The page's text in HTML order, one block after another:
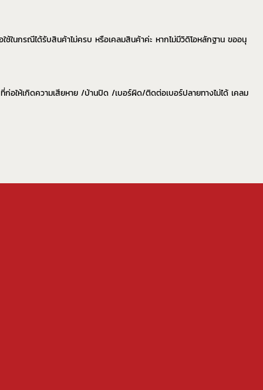
ในกรณีได้รับสินค้าไม่ครบ หรือเคลมสินค้าค่ะ หากไม่มีวิดิโอหลักฐาน ขออนุ
อให้เกิดความเสียหาย /บ้านปิด /เบอร์ผิด/ติดต่อเบอร์ปลายทางไม่ได้ เคลม